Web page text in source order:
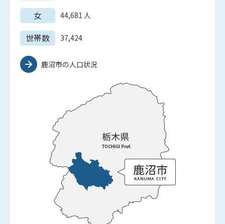
女 44,681 人
世帯数 37,424
鹿沼市の人口状況